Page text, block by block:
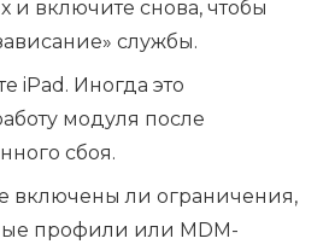
и включите снова, чтобы
службы.
iPad. Иногда это
модуля после
сбоя.
включены ли ограничения,
профили или MDM-